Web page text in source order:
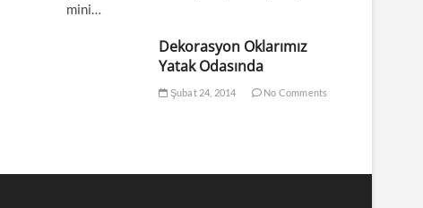
mini…
Dekorasyon Oklarımız
Yatak Odasında
Şubat 24, 2014 No Comments